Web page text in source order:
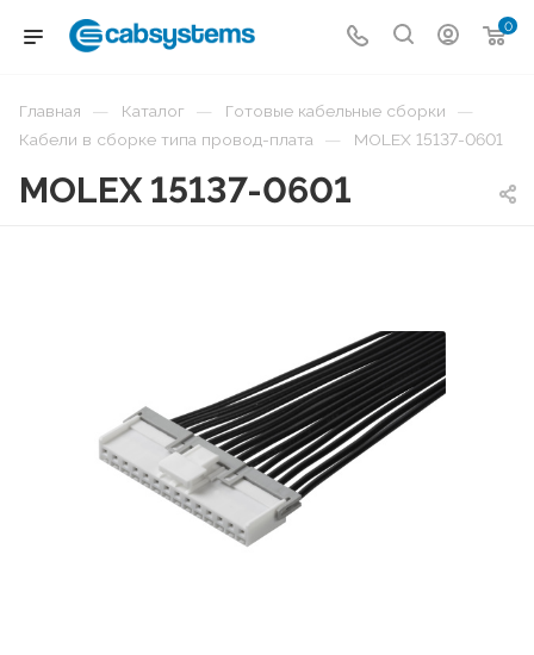
0
Главная — Каталог — Готовые кабельные сборки —
Кабели в сборке типа провод-плата — MOLEX 15137-0601
MOLEX 15137-0601